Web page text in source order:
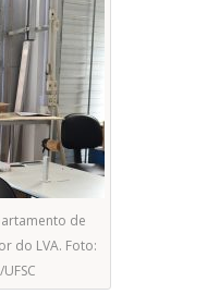
de
do LVA. Foto: